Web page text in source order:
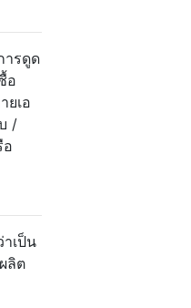
รดูด
อ
เอ
/
อ
เป็น
ลิต